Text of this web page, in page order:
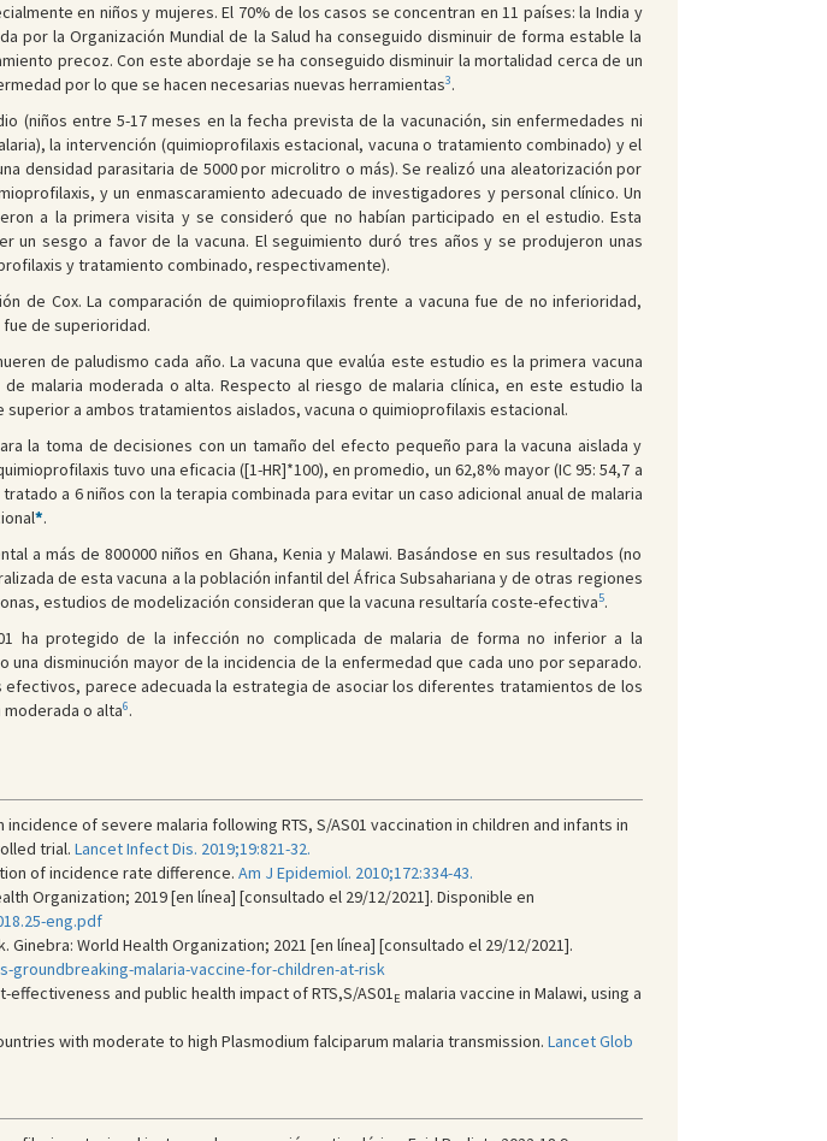
en niños y mujeres. El 70% de los casos se concentran en 11 países: la India y
por la Organización Mundial de la Salud ha conseguido disminuir de forma estable la
precoz. Con este abordaje se ha conseguido disminuir la mortalidad cerca de un
por lo que se hacen necesarias nuevas herramientas3.
(niños entre 5-17 meses en la fecha prevista de la vacunación, sin enfermedades ni
la intervención (quimioprofilaxis estacional, vacuna o tratamiento combinado) y el
densidad parasitaria de 5000 por microlitro o más). Se realizó una aleatorización por
y un enmascaramiento adecuado de investigadores y personal clínico. Un
a la primera visita y se consideró que no habían participado en el estudio. Esta
sesgo a favor de la vacuna. El seguimiento duró tres años y se produjeron unas
y tratamiento combinado, respectivamente).
de Cox. La comparación de quimioprofilaxis frente a vacuna fue de no inferioridad,
de superioridad.
de paludismo cada año. La vacuna que evalúa este estudio es la primera vacuna
malaria moderada o alta. Respecto al riesgo de malaria clínica, en este estudio la
a ambos tratamientos aislados, vacuna o quimioprofilaxis estacional.
la toma de decisiones con un tamaño del efecto pequeño para la vacuna aislada y
tuvo una eficacia ([1-HR]*100), en promedio, un 62,8% mayor (IC 95: 54,7 a
a 6 niños con la terapia combinada para evitar un caso adicional anual de malaria
*.
a más de 800 000 niños en Ghana, Kenia y Malawi. Basándose en sus resultados (no
de esta vacuna a la población infantil del África Subsahariana y de otras regiones
estudios de modelización consideran que la vacuna resultaría coste-efectiva5.
ha protegido de la infección no complicada de malaria de forma no inferior a la
disminución mayor de la incidencia de la enfermedad que cada uno por separado.
parece adecuada la estrategia de asociar los diferentes tratamientos de los
o alta6.
of severe malaria following RTS, S/AS01 vaccination in children and infants in
trial. Lancet Infect Dis. 2019;19:821-32.
of incidence rate difference. Am J Epidemiol. 2010;172:334-43.
Organization; 2019 [en línea] [consultado el 29/12/2021]. Disponible en
eng.pdf
World Health Organization; 2021 [en línea] [consultado el 29/12/2021].
malaria-vaccine-for-children-at-risk
effectiveness and public health impact of RTS,S/AS01E malaria vaccine in Malawi, using a
with moderate to high Plasmodium falciparum malaria transmission. Lancet Glob